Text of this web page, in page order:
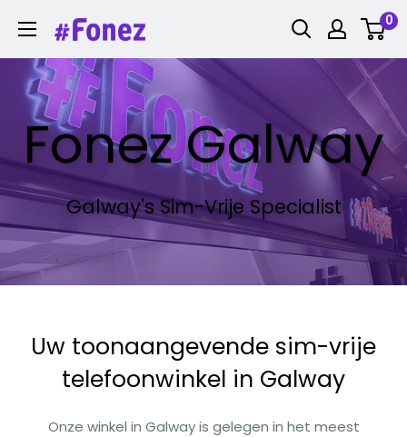
naar
inhoud
Fonez 0
Fonez Galway
Galway's Sim-Vrije Specialist
Uw toonaangevende sim-vrije
telefoonwinkel in Galway
Onze winkel in Galway is gelegen in het meest